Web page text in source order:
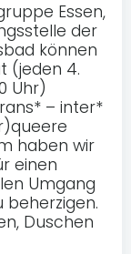
Essen,
der
können
(jeden 4.
Uhr)
– inter*
haben wir
einen
Umgang
beherzigen.
Duschen